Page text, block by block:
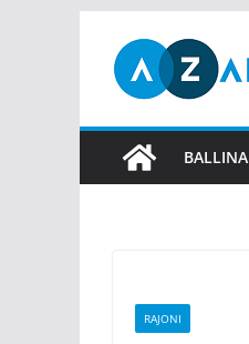
content
BALLINA
RAJONI